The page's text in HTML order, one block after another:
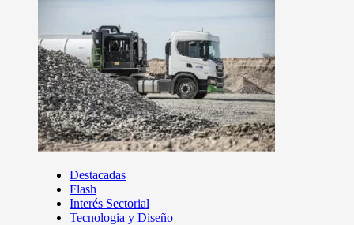
Destacadas
Flash
Interés Sectorial
Tecnologia y Diseño